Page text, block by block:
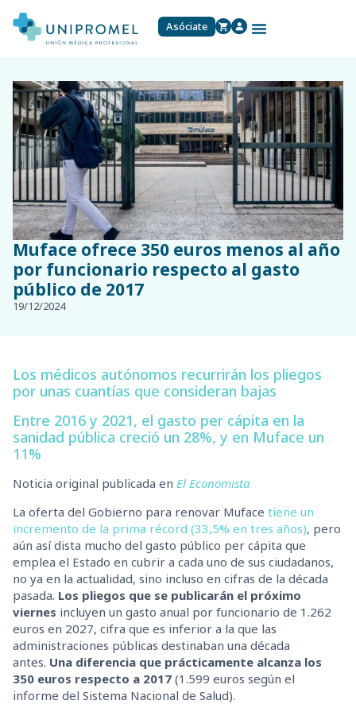
Asóciate
Muface ofrece 350 euros menos al año
por funcionario respecto al gasto
público de 2017
19/12/2024
Los médicos autónomos recurrirán los pliegos
por unas cuantías que consideran bajas
Entre 2016 y 2021, el gasto per cápita en la
sanidad pública creció un 28%, y en Muface un
11%
Noticia original publicada en El Economista
La oferta del Gobierno para renovar Muface tiene un
incremento de la prima récord (33,5% en tres años), pero
aún así dista mucho del gasto público per cápita que
emplea el Estado en cubrir a cada uno de sus ciudadanos,
no ya en la actualidad, sino incluso en cifras de la década
pasada. Los pliegos que se publicarán el próximo
viernes incluyen un gasto anual por funcionario de 1.262
euros en 2027, cifra que es inferior a la que las
administraciones públicas destinaban una década
antes. Una diferencia que prácticamente alcanza los
350 euros respecto a 2017 (1.599 euros según el
informe del Sistema Nacional de Salud).